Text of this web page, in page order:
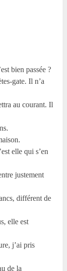
bien passée ?
gate. Il n’a
au courant. Il
elle qui s’en
justement
différent de
elle est
j’ai pris
de la